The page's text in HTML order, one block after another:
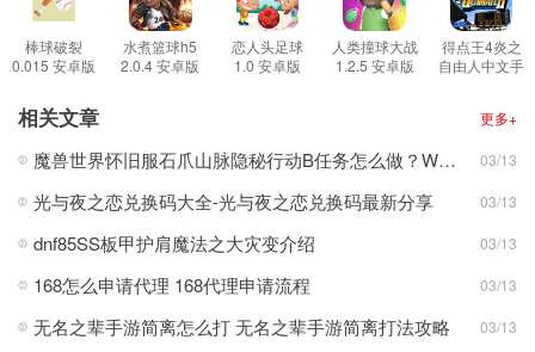
游戏玩法
1、在生涯模式种可以获得荣誉，有40个成就可以获得，还能解锁新
的地图场景和滑板。
2、会有自由滑模式，用于提升自己的滑板技巧和操作实力。
习。
4、最精彩的当让是和小伙伴一起竞技比赛，各种高难度的动作可以
实现。
游戏特色
图。
棒球破裂
0.015 安卓版
水煮篮球h5
2.0.4 安卓版
恋人头足球
1.0 安卓版
人类撞球大战
1.2.5 安卓版
得点王4炎之
自由人中文手
相关文章 更多+
魔兽世界怀旧服石爪山脉隐秘行动B任务怎么做？WOW怀旧服风险投资公司函件在哪儿？ 03/13
光与夜之恋兑换码大全-光与夜之恋兑换码最新分享 03/13
dnf85SS板甲护肩魔法之大灾变介绍 03/13
168怎么申请代理 168代理申请流程 03/13
无名之辈手游简离怎么打 无名之辈手游简离打法攻略 03/13